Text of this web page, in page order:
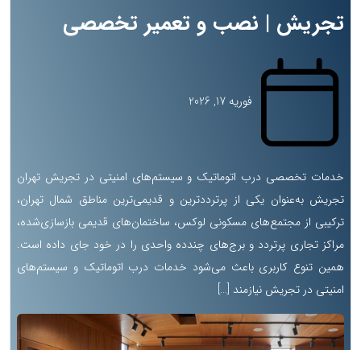
تجریش | نصب و تعمیر تخصصی
فوریه 17, 2026
خدمات تخصصی درب اتوماتیک و سیستم‌های امنیتی در تجریش تهران
تجریش به‌عنوان یکی از پرترددترین و قدیمی‌ترین مناطق شمال تهران،
ترکیبی از مجتمع‌های مسکونی لوکس، ساختمان‌های قدیمی بازسازی‌شده،
مراکز تجاری پرتردد و برج‌های چندده واحدی را در خود جای داده است.
همین تنوع کاربری باعث می‌شود خدمات درب اتوماتیک و سیستم‌های
امنیتی در تجریش نیازمند […]